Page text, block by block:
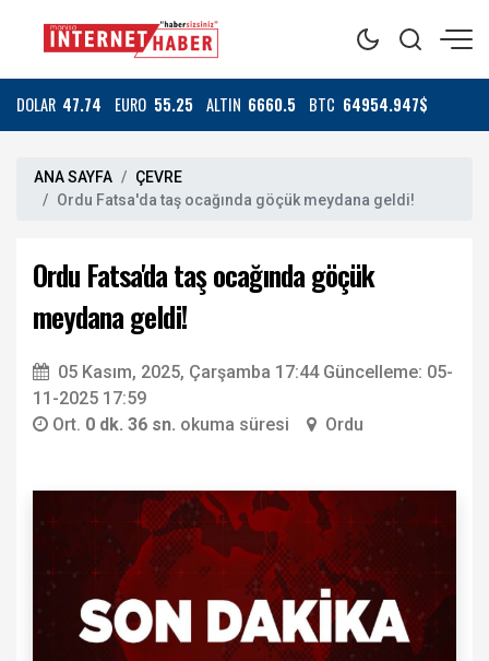
DOLAR 47.74 EURO 55.25 ALTIN 6660.5 BTC 64954.947$
ANA SAYFA
ÇEVRE
Ordu Fatsa'da taş ocağında göçük meydana geldi!
Ordu Fatsa'da taş ocağında göçük
meydana geldi!
05 Kasım, 2025, Çarşamba 17:44 Güncelleme: 05-
11-2025 17:59
Ort. 0 dk. 36 sn. okuma süresi Ordu